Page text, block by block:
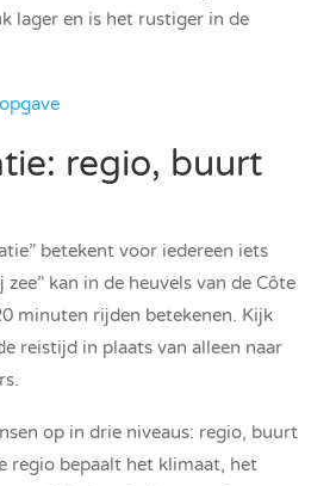
lager en is het rustiger in de
regio, buurt
betekent voor iedereen iets
kan in de heuvels van de Côte
minuten rijden betekenen. Kijk
reistijd in plaats van alleen naar
op in drie niveaus: regio, buurt
regio bepaalt het klimaat, het